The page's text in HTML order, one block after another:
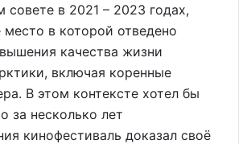
совете в 2021 – 2023 годах,
место в которой отведено
качества жизни
включая коренные
В этом контексте хотел бы
за несколько лет
кинофестиваль доказал своё